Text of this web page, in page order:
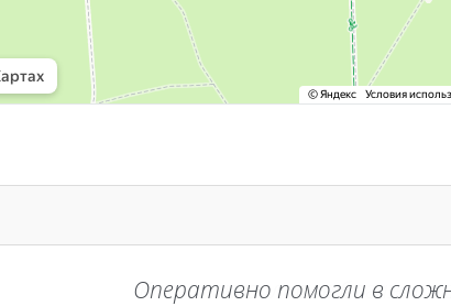
Оперативно помогли в